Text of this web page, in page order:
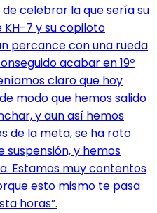
celebrar la que sería su
KH-7 y su copiloto
percance con una rueda
acabar en 19º
claro que hoy
modo que hemos salido
y aun así hemos
de la meta, se ha roto
y hemos
Estamos muy contentos
esto mismo te pasa
horas”.